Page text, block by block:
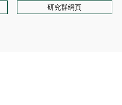
研究群網頁